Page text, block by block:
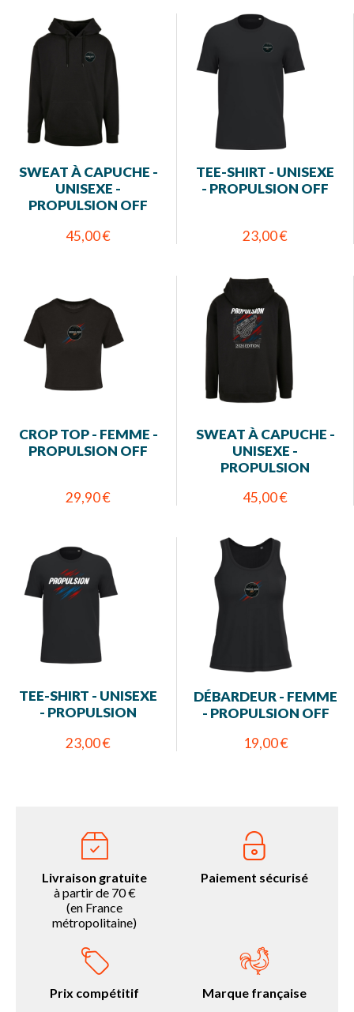
SWEAT À CAPUCHE -
UNISEXE -
PROPULSION OFF
45,00 €
TEE-SHIRT - UNISEXE
- PROPULSION OFF
23,00 €
CROP TOP - FEMME -
PROPULSION OFF
29,90 €
SWEAT À CAPUCHE -
UNISEXE -
PROPULSION
45,00 €
TEE-SHIRT - UNISEXE
- PROPULSION
23,00 €
DÉBARDEUR - FEMME
- PROPULSION OFF
19,00 €
Livraison gratuite
à partir de 70 €
(en France
métropolitaine)
Paiement sécurisé
Prix compétitif Marque française